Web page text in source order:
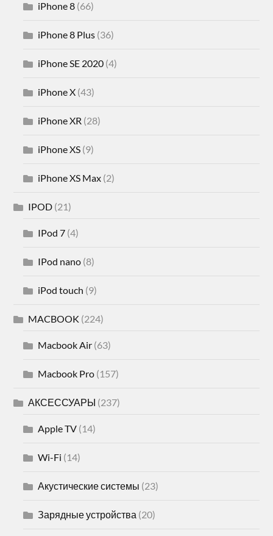
iPhone 8 (66)
iPhone 8 Plus (36)
iPhone SE 2020 (4)
iPhone X (43)
iPhone XR (28)
iPhone XS (9)
iPhone XS Max (2)
IPOD (21)
IPod 7 (4)
IPod nano (8)
iPod touch (9)
MACBOOK (224)
Macbook Air (63)
Macbook Pro (157)
АКСЕССУАРЫ (237)
Apple TV (14)
Wi-Fi (14)
Акустические системы (23)
Зарядные устройства (20)